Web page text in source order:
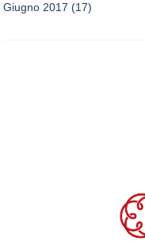
Giugno 2017 (17)